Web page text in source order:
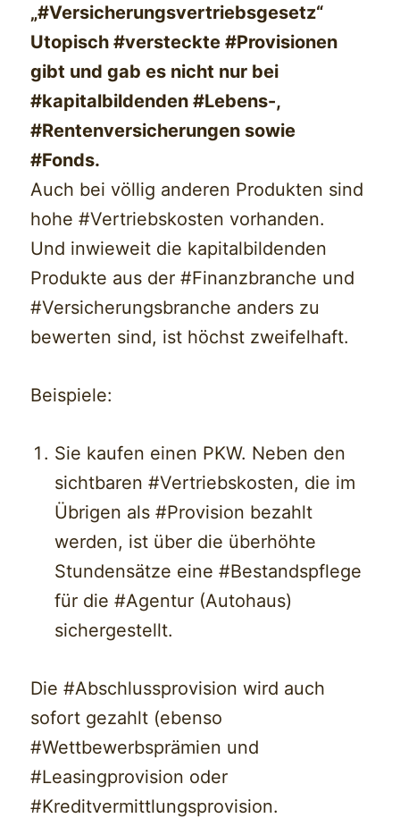
„#Versicherungsvertriebsgesetz“
Utopisch #versteckte #Provisionen
gibt und gab es nicht nur bei
#kapitalbildenden #Lebens-,
#Rentenversicherungen sowie
#Fonds.
Auch bei völlig anderen Produkten sind
hohe #Vertriebskosten vorhanden.
Und inwieweit die kapitalbildenden
Produkte aus der #Finanzbranche und
#Versicherungsbranche anders zu
bewerten sind, ist höchst zweifelhaft.
Beispiele:
Sie kaufen einen PKW. Neben den
sichtbaren #Vertriebskosten, die im
Übrigen als #Provision bezahlt
werden, ist über die überhöhte
Stundensätze eine #Bestandspflege
für die #Agentur (Autohaus)
sichergestellt.
Die #Abschlussprovision wird auch
sofort gezahlt (ebenso
#Wettbewerbsprämien und
#Leasingprovision oder
#Kreditvermittlungsprovision.